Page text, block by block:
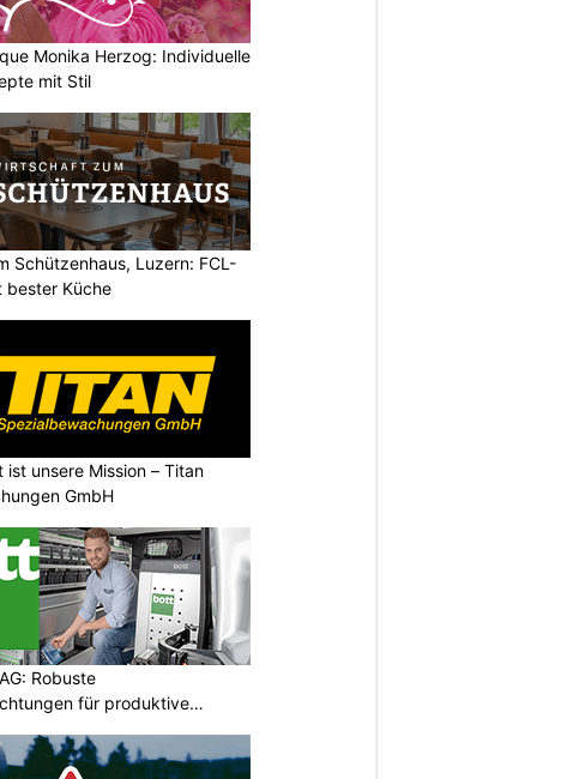
Monika Herzog: Individuelle
mit Stil
Schützenhaus, Luzern: FCL-
bester Küche
ist unsere Mission – Titan
GmbH
Robuste
für produktive